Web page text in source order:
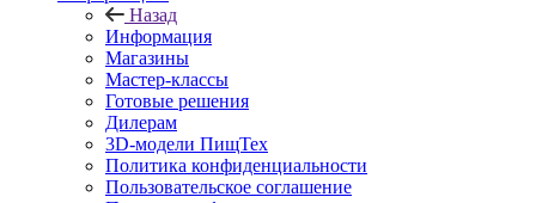
Назад
Информация
Магазины
Мастер-классы
Готовые решения
Дилерам
3D-модели ПищТех
Политика конфиденциальности
Пользовательское соглашение